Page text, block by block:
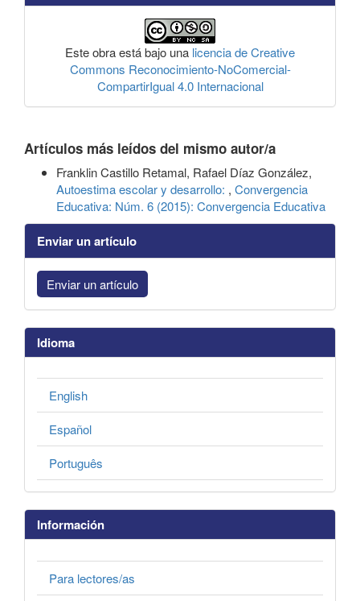
Este obra está bajo una licencia de Creative
Commons Reconocimiento-NoComercial-
CompartirIgual 4.0 Internacional
Artículos más leídos del mismo autor/a
Franklin Castillo Retamal, Rafael Díaz González,
Autoestima escolar y desarrollo: , Convergencia
Educativa: Núm. 6 (2015): Convergencia Educativa
Enviar un artículo
Enviar un artículo
Idioma
English
Español
Português
Información
Para lectores/as